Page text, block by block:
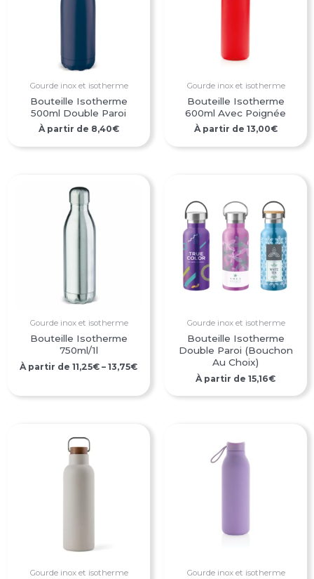
Gourde inox et isotherme
Bouteille Isotherme
500ml Double Paroi
À partir de 8,40€
Gourde inox et isotherme
Bouteille Isotherme
600ml Avec Poignée
À partir de 13,00€
Gourde inox et isotherme
Bouteille Isotherme
750ml/1l
À partir de 11,25€ – 13,75€
Gourde inox et isotherme
Bouteille Isotherme
Double Paroi (bouchon
Au Choix)
À partir de 15,16€
Gourde inox et isotherme Gourde inox et isotherme